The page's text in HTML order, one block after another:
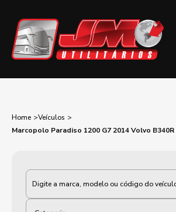
Home
Veículos
Marcopolo Paradiso 1200 G7 2014 Volvo B340R
Categoria